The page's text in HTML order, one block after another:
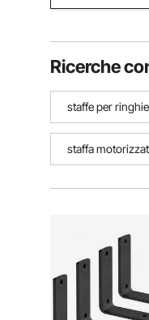
Ricerche
staffe per
staffa